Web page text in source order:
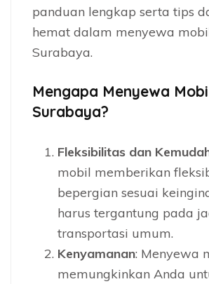
panduan lengkap serta tips
hemat dalam menyewa
Surabaya.
Mengapa Menyewa
Surabaya?
Fleksibilitas dan
mobil memberikan
bepergian sesuai
harus tergantung pada
transportasi umum.
Kenyamanan: Menyewa
memungkinkan Anda